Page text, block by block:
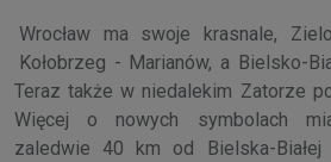
Wrocław ma swoje krasnale,
Kołobrzeg - Marianów, a Bielsko-
Teraz także w niedalekim Zatorze
Więcej o nowych symbolach
zaledwie 40 km od Bielska-